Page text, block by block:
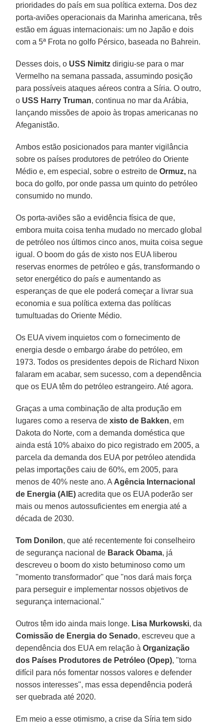
prioridades do país em sua política externa. Dos dez
porta-aviões operacionais da Marinha americana, três
estão em águas internacionais: um no Japão e dois
com a 5ª Frota no golfo Pérsico, baseada no Bahrein.
Desses dois, o USS Nimitz dirigiu-se para o mar
Vermelho na semana passada, assumindo posição
para possíveis ataques aéreos contra a Síria. O outro,
o USS Harry Truman, continua no mar da Arábia,
lançando missões de apoio às tropas americanas no
Afeganistão.
Ambos estão posicionados para manter vigilância
sobre os países produtores de petróleo do Oriente
Médio e, em especial, sobre o estreito deOrmuz, na
boca do golfo, por onde passa um quinto do petróleo
consumido no mundo.
Os porta-aviões são a evidência física de que,
embora muita coisa tenha mudado no mercado global
de petróleo nos últimos cinco anos, muita coisa segue
igual. O boom do gás de xisto nos EUA liberou
reservas enormes de petróleo e gás, transformando o
setor energético do país e aumentando as
esperanças de que ele poderá começar a livrar sua
economia e sua política externa das políticas
tumultuadas do Oriente Médio.
Os EUA vivem inquietos com o fornecimento de
energia desde o embargo árabe do petróleo, em
1973. Todos os presidentes depois de Richard Nixon
falaram em acabar, sem sucesso, com a dependência
que os EUA têm do petróleo estrangeiro. Até agora.
Graças a uma combinação de alta produção em
lugares como a reserva dexisto de Bakken, em
Dakota do Norte, com a demanda doméstica que
ainda está 10% abaixo do pico registrado em 2005, a
parcela da demanda dos EUA por petróleo atendida
pelas importações caiu de 60%, em 2005, para
menos de 40% neste ano. A Agência Internacional
de Energia (AIE) acredita que os EUA poderão ser
mais ou menos autossuficientes em energia até a
década de 2030.
Tom Donilon, que até recentemente foi conselheiro
de segurança nacional de Barack Obama, já
descreveu o boom do xisto betuminoso como um
"momento transformador" que "nos dará mais força
para perseguir e implementar nossos objetivos de
segurança internacional."
Outros têm ido ainda mais longe. Lisa Murkowski, da
Comissão de Energia do Senado, escreveu que a
dependência dos EUA em relação àOrganização
dos Países Produtores de Petróleo (Opep), "torna
difícil para nós fomentar nossos valores e defender
nossos interesses", mas essa dependência poderá
ser quebrada até 2020.
Em meio a esse otimismo, a crise da Síria tem sido